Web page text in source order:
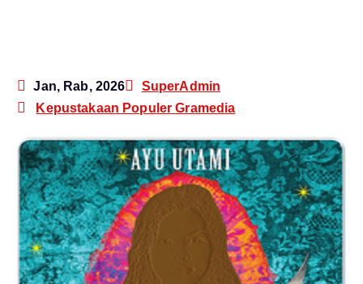
Jan, Rab, 2026
SuperAdmin
Kepustakaan Populer Gramedia